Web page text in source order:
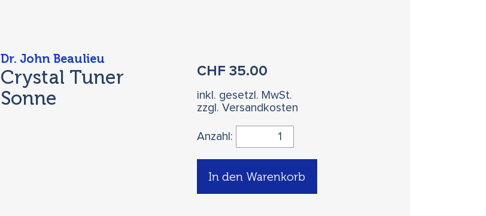
Dr. John Beaulieu
Crystal Tuner
Sonne
CHF 35.00
inkl. gesetzl. MwSt.
zzgl. Versandkosten
Anzahl:
In den Warenkorb